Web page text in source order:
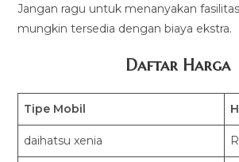
Jangan ragu untuk menanyakan
mungkin tersedia dengan biaya ekstra.
Daftar Harga
Tipe Mobil
daihatsu xenia